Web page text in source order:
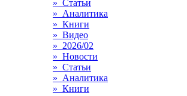
» Статьи
» Аналитика
» Книги
» Видео
» 2026/02
» Новости
» Статьи
» Аналитика
» Книги